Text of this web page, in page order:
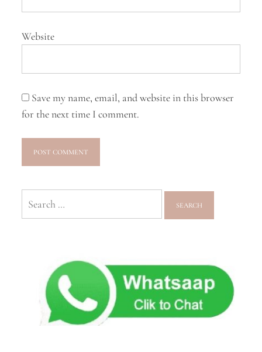
Website
Save my name, email, and website in this browser
for the next time I comment.